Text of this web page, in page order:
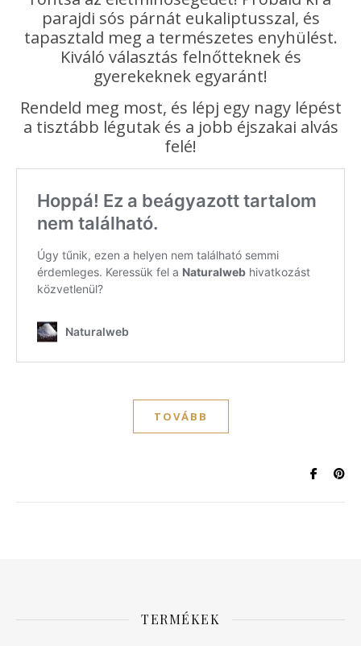
parajdi sós párnát eukaliptusszal, és
tapasztald meg a természetes enyhülést.
Kiváló választás felnőtteknek és
gyerekeknek egyaránt!
Rendeld meg most, és lépj egy nagy lépést
a tisztább légutak és a jobb éjszakai alvás
felé!
TOVÁBB
TERMÉKEK